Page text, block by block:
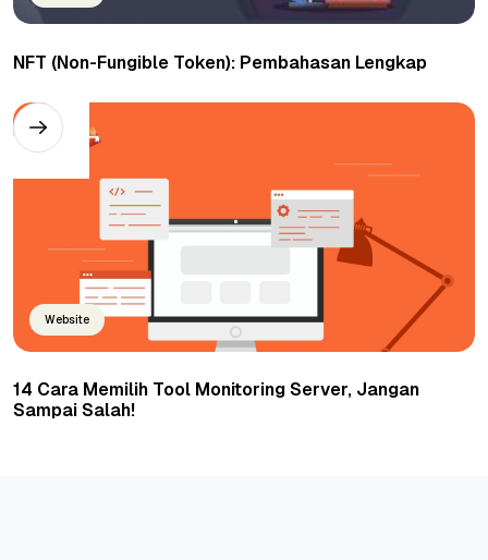
NFT (Non-Fungible Token): Pembahasan Lengkap
Website
14 Cara Memilih Tool Monitoring Server, Jangan
Sampai Salah!